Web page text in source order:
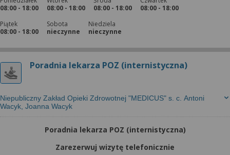
08:00 - 18:00
08:00 - 18:00
08:00 - 18:00
08:00 - 18:00
Piątek
08:00 - 18:00
Sobota
nieczynne
Niedziela
nieczynne
Poradnia lekarza POZ (internistyczna)
Niepubliczny Zakład Opieki Zdrowotnej "MEDICUS" s. c. Antoni
Wacyk, Joanna Wacyk
Poradnia lekarza POZ (internistyczna)
Zarezerwuj wizytę telefonicznie